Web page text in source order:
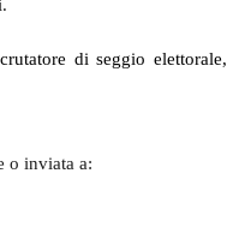
di seggio elettorale,
o inviata a: